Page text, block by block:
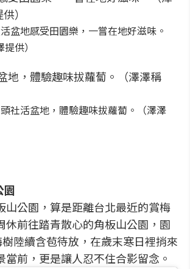
盆地感受田園樂，一嘗在地好滋味。
供）
社活盆地，體驗趣味拔蘿蔔。（澤澤
園
山公園，算是距離台北最近的賞梅
休前往踏青散心的角板山公園，園
陸續含苞待放，在歲末寒日裡捎來
當前，更是讓人忍不住合影留念。